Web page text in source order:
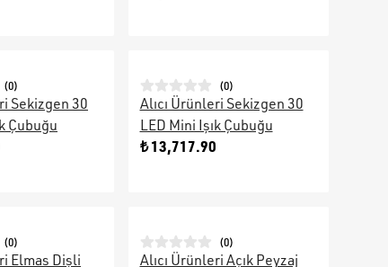
(0)
Sekizgen 30
Çubuğu
(0)
Alıcı Ürünleri Sekizgen 30
LED Mini Işık Çubuğu
₺ 13,717.90
(0)
Elmas Dişli
(0)
Alıcı Ürünleri Açık Peyzaj